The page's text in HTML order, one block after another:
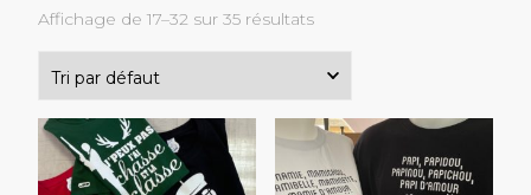
Affichage de 17–32 sur 35 résultats